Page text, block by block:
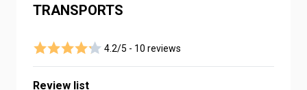
TRANSPORTS
4.2/5 - 10 reviews
Review list